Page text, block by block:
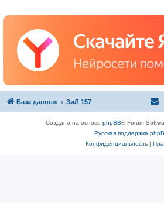
База данных ЗиЛ 157
Создано на основе phpBB® Forum
Русская поддержка
Конфиденциальность|